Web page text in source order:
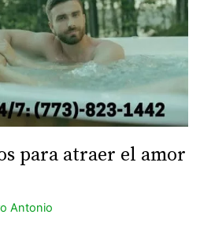
para atraer el amor
Antonio